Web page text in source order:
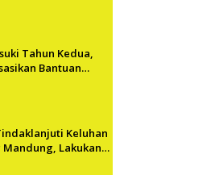
Tahun Kedua,
Bantuan
Keluhan
Lakukan